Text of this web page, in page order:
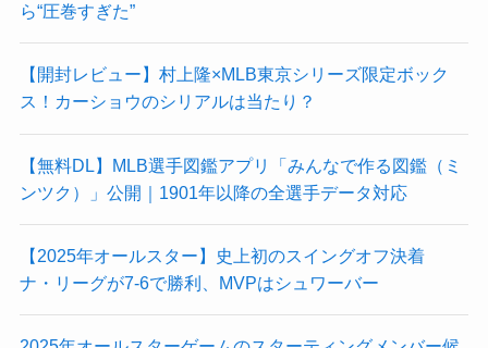
ら“圧巻すぎた”
【開封レビュー】村上隆×MLB東京シリーズ限定ボック
ス！カーショウのシリアルは当たり？
【無料DL】MLB選手図鑑アプリ「みんなで作る図鑑（ミ
ンツク）」公開｜1901年以降の全選手データ対応
【2025年オールスター】史上初のスイングオフ決着
ナ・リーグが7-6で勝利、MVPはシュワーバー